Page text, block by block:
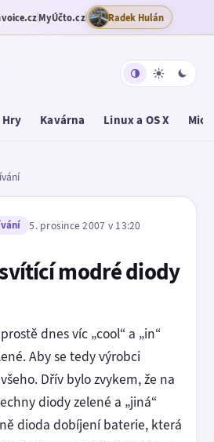
MyÚčto.cz Radek Hulán
Hry Kavárna Linux a OS X
5. prosince 2007 v 13:20
modré diody
dnes víc „cool“ a „in“
Aby se tedy výrobci
Dřív bylo zvykem, že na
diody zelené a „jiná“
dioda dobíjení baterie, která